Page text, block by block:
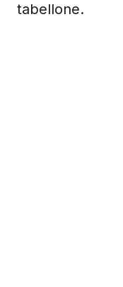
tabellone.